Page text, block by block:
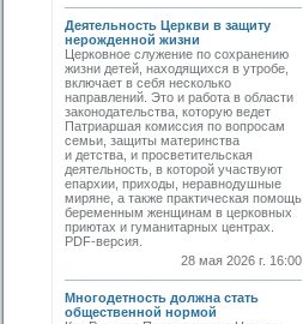
Деятельность Церкви в защиту
нерожденной жизни
Церковное служение по сохранению
жизни детей, находящихся в утробе,
включает в себя несколько
направлений. Это и работа в области
законодательства, которую ведет
Патриаршая комиссия по вопросам
семьи, защиты материнства
и детства, и просветительская
деятельность, в которой участвуют
епархии, приходы, неравнодушные
миряне, а также практическая помощь
беременным женщинам в церковных
приютах и гуманитарных центрах.
PDF-версия.
28 мая 2026 г. 16:00
Многодетность должна стать
общественной нормой